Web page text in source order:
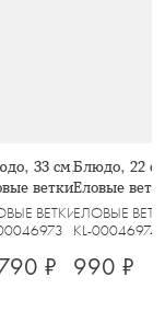
см, стекло,
33 см, стекло,
ветки, Granada
ВЕТКИ
₽
Блюдо, 22
Еловые
ЕЛОВЫЕ
KL-00046974
990 ₽